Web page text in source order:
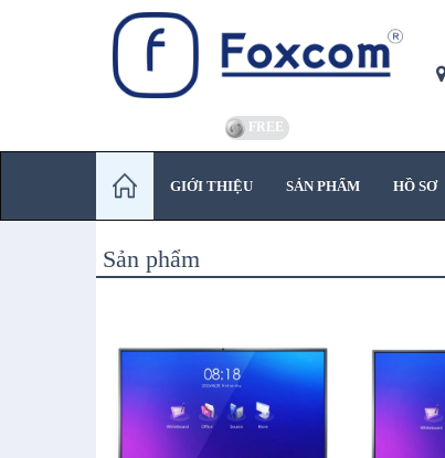
FREE
GIỚI THIỆU SẢN PHẨM HỒ SƠ
Sản phẩm